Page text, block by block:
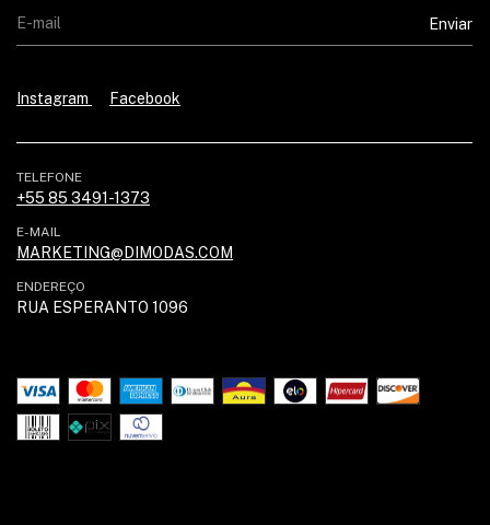
Instagram Facebook
TELEFONE
+55 85 3491-1373
E-MAIL
MARKETING@DIMODAS.COM
ENDEREÇO
RUA ESPERANTO 1096